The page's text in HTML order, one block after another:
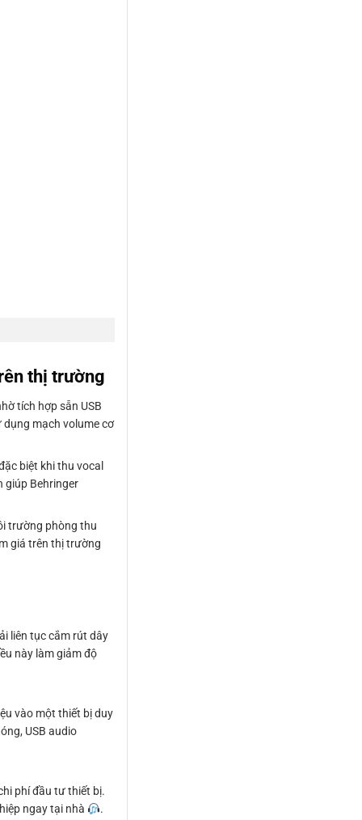
thị trường
tích hợp sẵn USB
dụng mạch volume cơ
biệt khi thu vocal
giúp Behringer
trường phòng thu
giá trên thị trường
liên tục cắm rút dây
này làm giảm độ
vào một thiết bị duy
USB audio
phí đầu tư thiết bị.
ngay tại nhà
.